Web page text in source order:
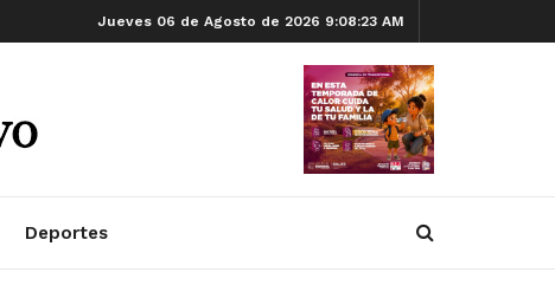
Jueves 06 de Agosto de 2026 9:08:23 AM
Deportes